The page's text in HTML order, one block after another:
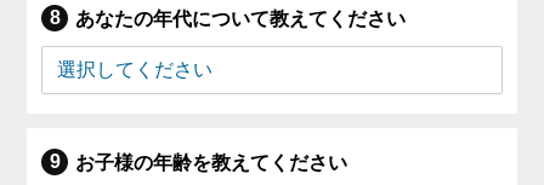
あなたの年代について教えてください
お子様の年齢を教えてください